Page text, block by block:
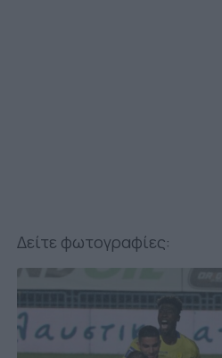
Δείτε φωτογραφίες: